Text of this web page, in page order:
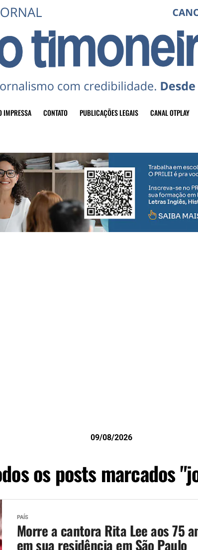
IMPRESSA CONTATO PUBLICAÇÕES LEGAIS CANAL OTPLAY
09/08/2026
os posts marcados
PAÍS
Morre a cantora Rita Lee aos 75
em sua residência em São Paulo